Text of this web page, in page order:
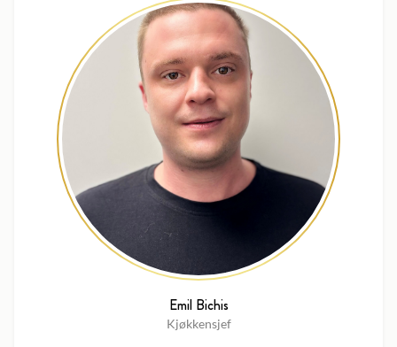
Emil Bichis
Kjøkkensjef